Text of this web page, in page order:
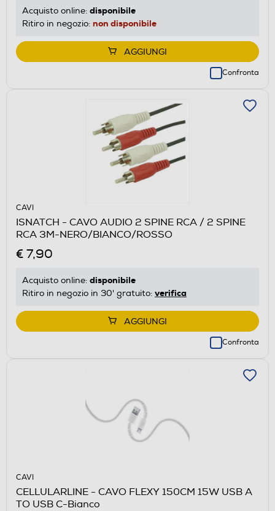
Acquisto online: disponibile
Ritiro in negozio: non disponibile
AGGIUNGI
Confronta
CAVI
ISNATCH - CAVO AUDIO 2 SPINE RCA / 2 SPINE
RCA 3M-NERO/BIANCO/ROSSO
€ 7,90
Acquisto online: disponibile
Ritiro in negozio in 30' gratuito: verifica
AGGIUNGI
Confronta
CAVI
CELLULARLINE - CAVO FLEXY 150CM 15W USB A
TO USB C-Bianco